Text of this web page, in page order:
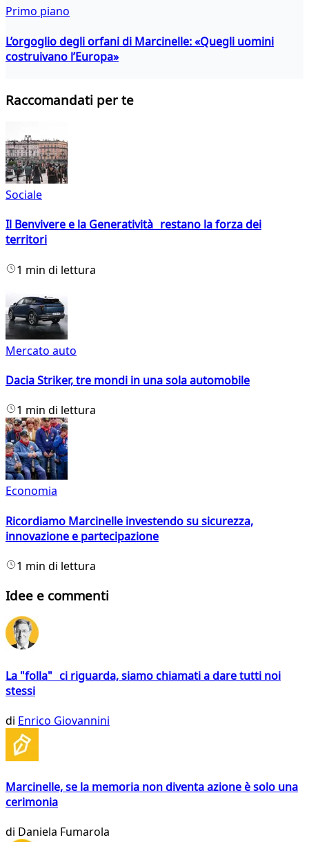
Primo piano
L’orgoglio degli orfani di Marcinelle: «Quegli uomini
costruivano l’Europa»
Raccomandati per te
Sociale
Il Benvivere e la Generatività restano la forza dei
territori
1 min di lettura
Mercato auto
Dacia Striker, tre mondi in una sola automobile
1 min di lettura
Economia
Ricordiamo Marcinelle investendo su sicurezza,
innovazione e partecipazione
1 min di lettura
Idee e commenti
La "folla" ci riguarda, siamo chiamati a dare tutti noi
stessi
di Enrico Giovannini
Marcinelle, se la memoria non diventa azione è solo una
cerimonia
di Daniela Fumarola